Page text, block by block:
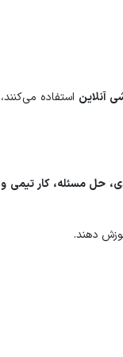
آنلاین استفاده می‌کنند،
حل مسئله، کار تیمی و
دهند.